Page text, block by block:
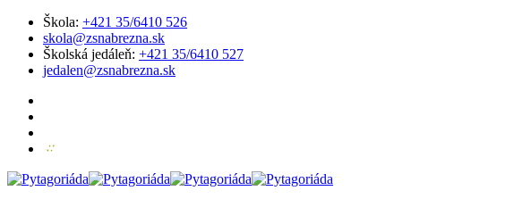
Škola: +421 35/6410 526
skola@zsnabrezna.sk
Školská jedáleň: +421 35/6410 527
jedalen@zsnabrezna.sk